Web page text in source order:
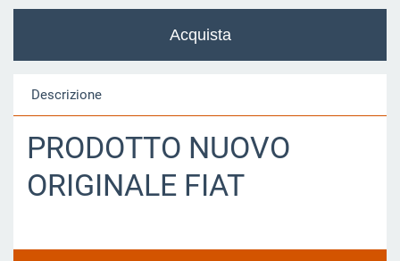
Descrizione
PRODOTTO NUOVO
ORIGINALE FIAT